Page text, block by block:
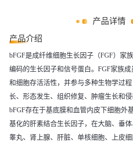
产品详情
产品介绍
bFGF是成纤维细胞生长因子（FGF）家
编码的生长因子和信号蛋白。FGF家族
和细胞存活活性，并参与多种生物学过
长、形态发生、组织修复、肿瘤生长和侵
bFGF存在于基底膜和血管内皮下细胞外
基化的肝素结合生长因子，在大脑、垂体
睾丸、肾上腺、肝脏、单核细胞、上皮细